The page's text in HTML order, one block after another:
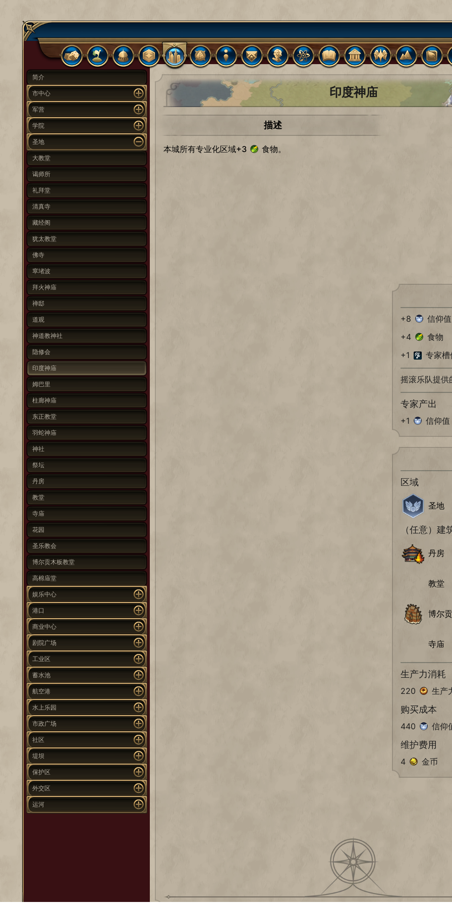
简介
市中心
军营
学院
圣地
大教堂
谒师所
礼拜堂
清真寺
藏经阁
犹太教堂
佛寺
窣堵波
拜火神庙
禅邸
道观
神道教神社
隐修会
印度神庙
姆巴里
柱廊神庙
东正教堂
羽蛇神庙
神社
祭坛
丹房
教堂
寺庙
花园
圣乐教会
博尔贡木板教堂
高棉庙堂
娱乐中心
港口
商业中心
剧院广场
工业区
蓄水池
航空港
水上乐园
市政广场
社区
堤坝
保护区
外交区
运河
印度神庙
描述
本城所有专业化区域+3 食物。
+8
信仰值
+4
食物
+1
专家槽
摇滚乐队提
专家产出
+1 信仰值
区域
圣地
（任意）建
丹房
教堂
博尔
寺庙
生产力消耗
220 生产
购买成本
440 信仰
维护费用
4 金币